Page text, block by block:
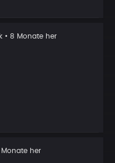
• 8 Monate her
Monate her